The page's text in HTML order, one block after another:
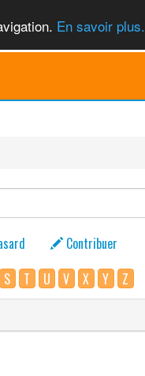
En savoir plus.
Contribuer
S T U V X Y Z